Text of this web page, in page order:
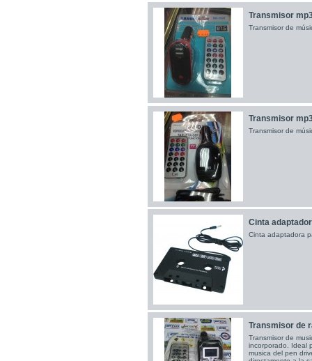
Transmisor
Transmisor de
Transmisor
Transmisor de
Cinta
Cinta adaptadora
Transmisor de
Transmisor de
incorporado. Ideal
musica del pen